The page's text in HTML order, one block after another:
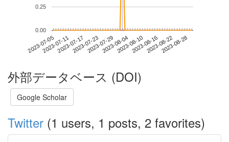
2023-07-052023-07-112023-07-172023-07-232023-07-292023-08-042023-08-102023-08-162023-08-222023-08-28
0.00
0.25
外部データベース (DOI)
Google Scholar
Twitter (1 users, 1 posts, 2 favorites)